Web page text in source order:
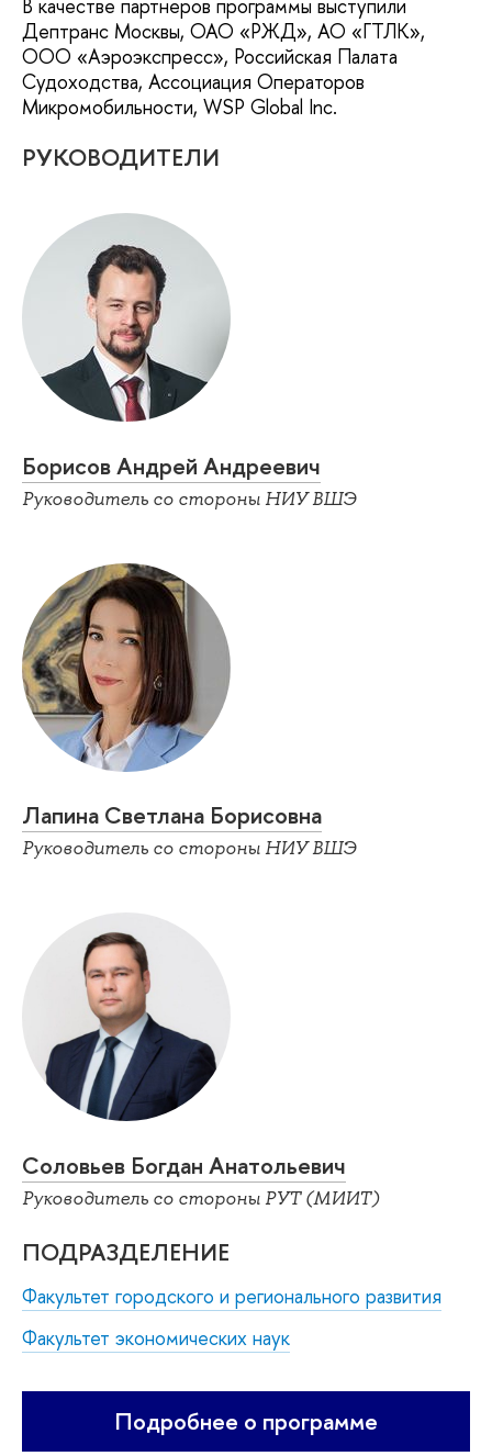
В качестве партнеров программы выступили
Дептранс Москвы, ОАО «РЖД», АО «ГТЛК»,
ООО «Аэроэкспресс», Российская Палата
Судоходства, Ассоциация Операторов
Микромобильности, WSP Global Inc.
РУКОВОДИТЕЛИ
Борисов Андрей Андреевич
Руководитель со стороны НИУ ВШЭ
Лапина Светлана Борисовна
Руководитель со стороны НИУ ВШЭ
Соловьев Богдан Анатольевич
Руководитель со стороны РУТ (МИИТ)
ПОДРАЗДЕЛЕНИЕ
Факультет городского и регионального развития
Факультет экономических наук
Подробнее о программе